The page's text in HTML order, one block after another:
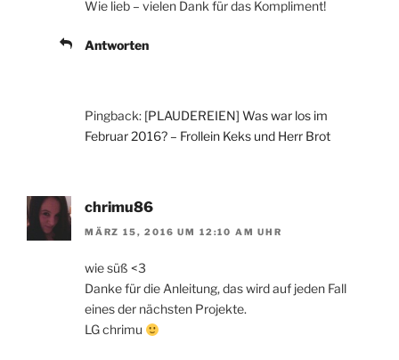
Wie lieb – vielen Dank für das Kompliment!
Antworten
Pingback: [PLAUDEREIEN] Was war los im
Februar 2016? – Frollein Keks und Herr Brot
chrimu86
MÄRZ 15, 2016 UM 12:10 AM UHR
wie süß <3
Danke für die Anleitung, das wird auf jeden Fall
eines der nächsten Projekte.
LG chrimu